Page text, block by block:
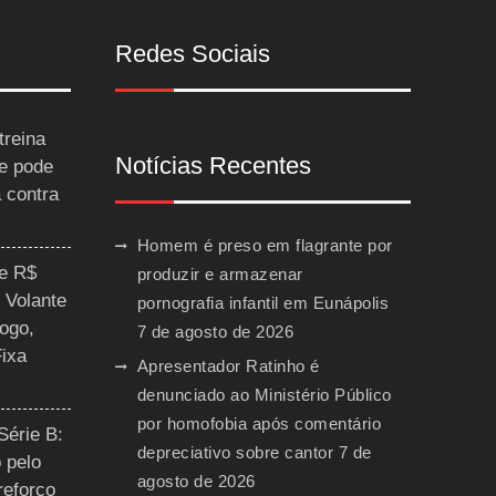
pode
contra
R$
B:
pelo
Redes Sociais
Notícias Recentes
Homem é preso em flagrante por
produzir e armazenar
pornografia infantil em Eunápolis
7 de agosto de 2026
Apresentador Ratinho é
denunciado ao Ministério Público
por homofobia após comentário
depreciativo sobre cantor 7 de
agosto de 2026